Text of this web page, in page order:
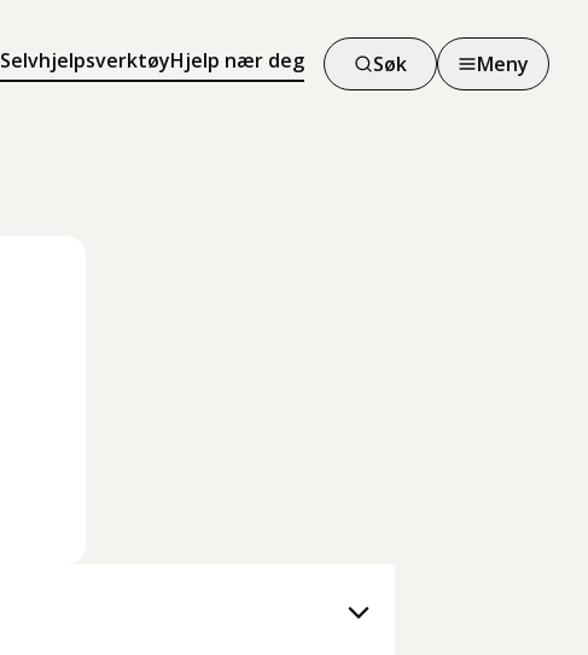
SelvhjelpsverktøyHjelp nær deg Søk Meny